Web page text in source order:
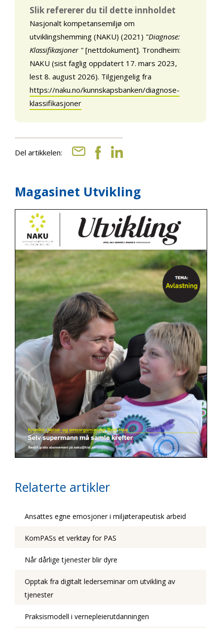
Slik refererer du til dette innholdet
Nasjonalt kompetansemiljø om
utviklingshemming (NAKU) (2021) "Diagnose:
Klassifikasjoner " [nettdokument]. Trondheim:
NAKU (sist faglig oppdatert 17. mars 2023,
lest 8. august 2026). Tilgjengelig fra
https://naku.no/kunnskapsbanken/diagnose-
klassifikasjoner
Del artikkelen:
Magasinet Utvikling
Relaterte artikler
Ansattes egne emosjoner i miljøterapeutisk arbeid
KomPASs et verktøy for PAS
Når dårlige tjenester blir dyre
Opptak fra digitalt lederseminar om utvikling av
tjenester
Praksismodell i vernepleierutdanningen